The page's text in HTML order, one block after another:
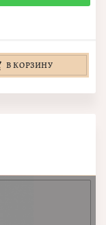
В КОРЗИНУ